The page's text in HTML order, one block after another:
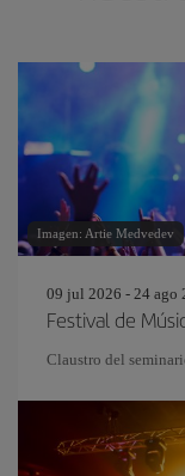
Imagen: Artie Medvedev
09 jul 2026 - 24 ago
Festival de
Claustro del